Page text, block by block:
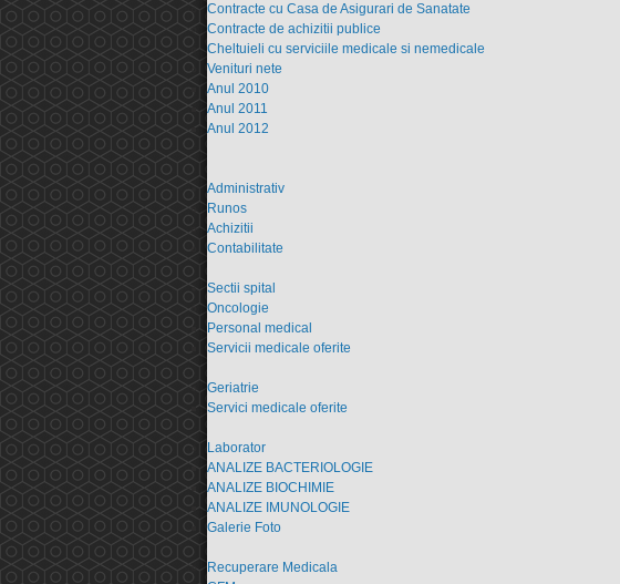
Contracte cu Casa de Asigurari de Sanatate
Contracte de achizitii publice
Cheltuieli cu serviciile medicale si nemedicale
Venituri nete
Anul 2010
Anul 2011
Anul 2012
Administrativ
Runos
Achizitii
Contabilitate
Sectii spital
Oncologie
Personal medical
Servicii medicale oferite
Geriatrie
Servici medicale oferite
Laborator
ANALIZE BACTERIOLOGIE
ANALIZE BIOCHIMIE
ANALIZE IMUNOLOGIE
Galerie Foto
Recuperare Medicala